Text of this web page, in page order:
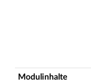
Modulinhalte